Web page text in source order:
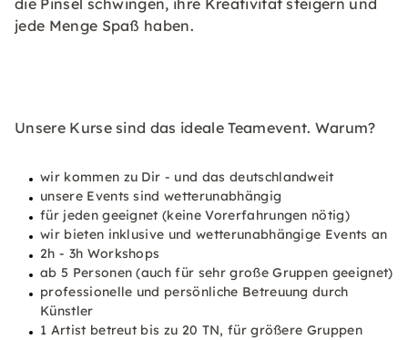
die Pinsel schwingen, ihre Kreativität steigern und
jede Menge Spaß haben.
Unsere Kurse sind das ideale Teamevent. Warum?
wir kommen zu Dir - und das deutschlandweit
unsere Events sind wetterunabhängig
für jeden geeignet (keine Vorerfahrungen nötig)
wir bieten inklusive und wetterunabhängige Events an
2h - 3h Workshops
ab 5 Personen (auch für sehr große Gruppen geeignet)
professionelle und persönliche Betreuung durch
Künstler
1 Artist betreut bis zu 20 TN, für größere Gruppen